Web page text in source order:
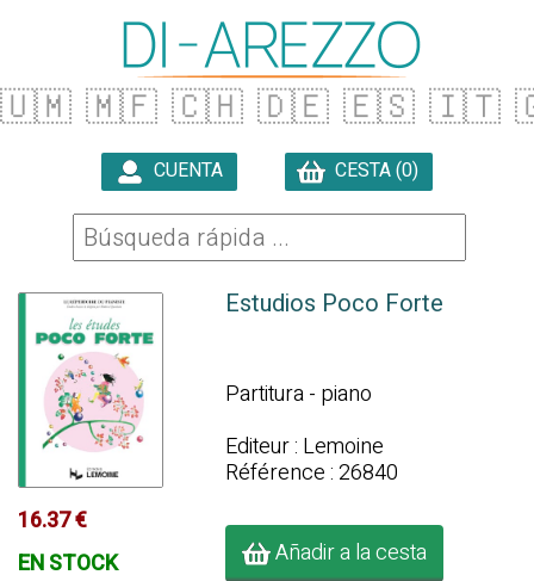
🇺🇲 🇲🇫 🇨🇭 🇩🇪 🇪🇸 🇮🇹
CUENTA CESTA (0)
16.37 €
EN STOCK
Estudios Poco Forte
Partitura - piano
Editeur : Lemoine
Référence : 26840
Añadir a la cesta